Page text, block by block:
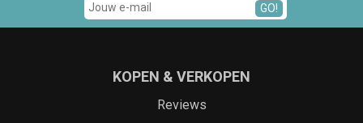
GO!
KOPEN & VERKOPEN
Reviews